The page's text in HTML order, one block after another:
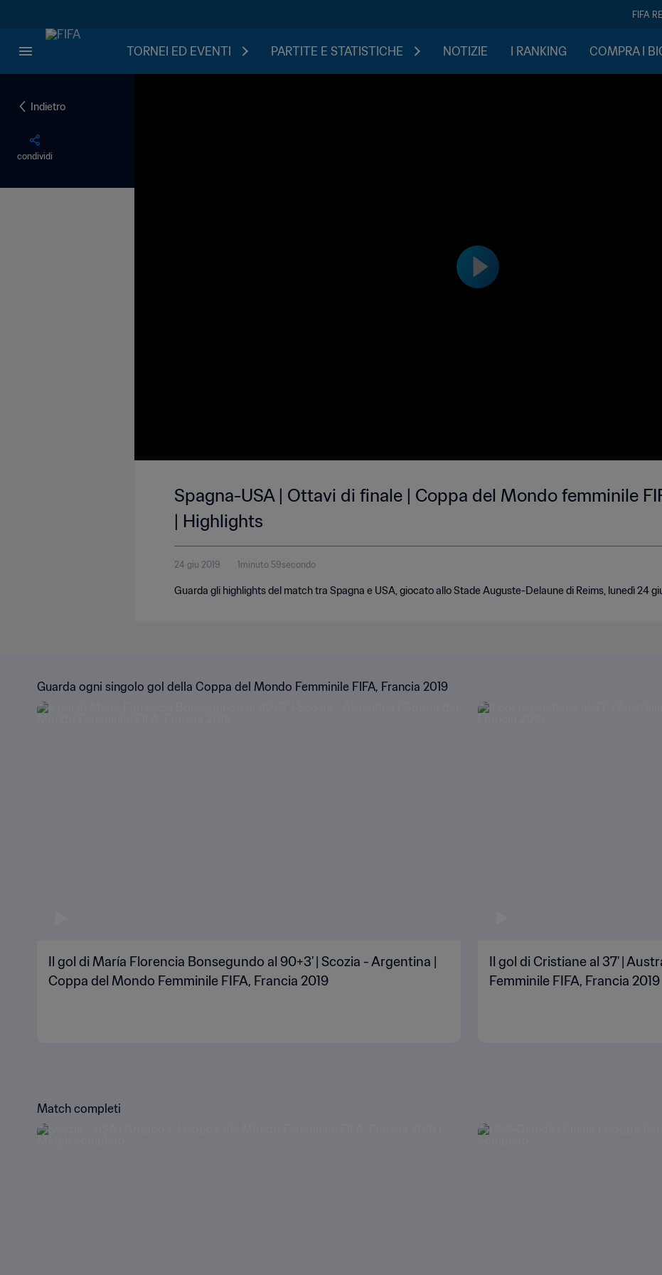
FIFA
TORNEI ED EVENTI PARTITE E STATISTICHE NOTIZIE I RANKING COMPRA I
Indietro
condividi
Spagna-USA | Ottavi di finale | Coppa del Mondo femminile
| Highlights
24 giu 2019 1minuto 59secondo
Guarda gli highlights del match tra Spagna e USA, giocato allo Stade Auguste-Delaune di Reims, lunedì 24
Guarda ogni singolo gol della Coppa del Mondo Femminile FIFA, Francia 2019
Il gol di María Florencia Bonsegundo al 90+3' | Scozia - Argentina |
Coppa del Mondo Femminile FIFA, Francia 2019
Il gol di Cristiane al 37' |
Femminile FIFA, Francia 2019
Match completi